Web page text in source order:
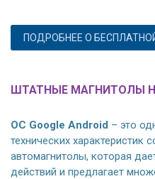
ПОДРОБНЕЕ О
ШТАТНЫЕ МАГНИТОЛЫ НА
ОС Google Android – это
технических характеристик
автомагнитолы, которая
действий и предлагает